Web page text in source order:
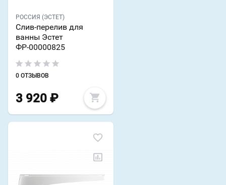
РОССИЯ (ЭСТЕТ)
Слив-перелив для
ванны Эстет
ФР-00000825
0 ОТЗЫВОВ
3 920 ₽